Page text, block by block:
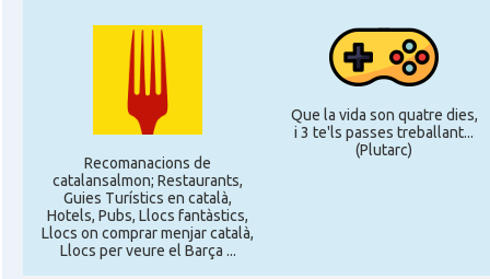
Recomanacions de
catalansalmon; Restaurants,
Guies Turístics en català,
Hotels, Pubs, Llocs fantàstics,
Llocs on comprar menjar català,
Llocs per veure el Barça ...
Que la vida son quatre dies,
i 3 te'ls passes treballant...
(Plutarc)